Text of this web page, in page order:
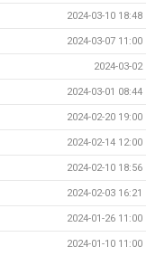
2024-03-10 18:48
2024-03-07 11:00
2024-03-02
2024-03-01 08:44
2024-02-20 19:00
2024-02-14 12:00
2024-02-10 18:56
2024-02-03 16:21
2024-01-26 11:00
2024-01-10 11:00